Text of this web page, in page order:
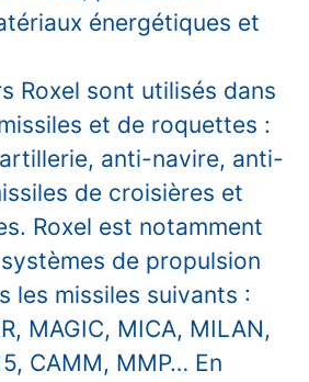
énergétiques et
Roxel sont utilisés dans
et de roquettes :
anti-navire, anti-
de croisières et
Roxel est notamment
de propulsion
les missiles suivants :
MAGIC, MICA, MILAN,
CAMM, MMP… En